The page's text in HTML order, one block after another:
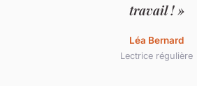
travail ! »
Léa Bernard
Lectrice régulière